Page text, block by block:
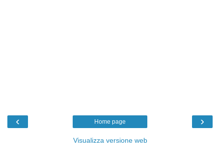
‹ ›
Home page
Visualizza versione web